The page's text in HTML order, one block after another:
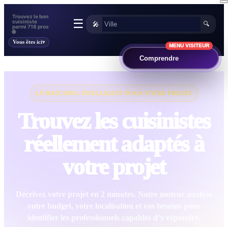
Trouvez le bon
cuisiniste
parmi 718 pros
🌐
🎤 🔍
☰
Vous êtes ici
LE MATCHING INTELLIGENT POUR VOTRE PROJET
Trouvez les cuisinistes
réellement adaptés à
votre projet
Décrivez votre projet en 2 minutes. Notre moteur analyse
votre budget, votre localisation et vos besoins pour
identifier les professionnels capables d’y répondre.
MENU VISITEUR
Comprendre